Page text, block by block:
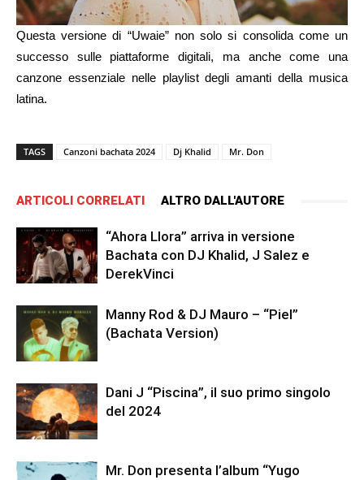
Questa versione di “Uwaie” non solo si consolida come un
successo sulle piattaforme digitali, ma anche come una
canzone essenziale nelle playlist degli amanti della musica
latina.
TAGS Canzoni bachata 2024 Dj Khalid Mr. Don
ARTICOLI CORRELATI ALTRO DALL'AUTORE
“Ahora Llora” arriva in versione
Bachata con DJ Khalid, J Salez e
DerekVinci
Manny Rod & DJ Mauro – “Piel”
(Bachata Version)
Dani J “Piscina”, il suo primo singolo
del 2024
Mr. Don presenta l’album “Yugo